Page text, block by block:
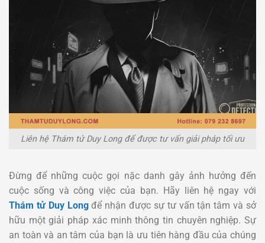
Liên hệ Thám tử Duy Long để được tư vấn giải pháp tối ưu
Đừng để những cuộc gọi nặc danh gây ảnh hưởng đến
cuộc sống và công việc của bạn. Hãy liên hệ ngay với
Thám tử Duy Longđể nhận được sự tư vấn tận tâm và sở
hữu một giải pháp xác minh thông tin chuyên nghiệp. Sự
an toàn và an tâm của bạn là ưu tiên hàng đầu của chúng